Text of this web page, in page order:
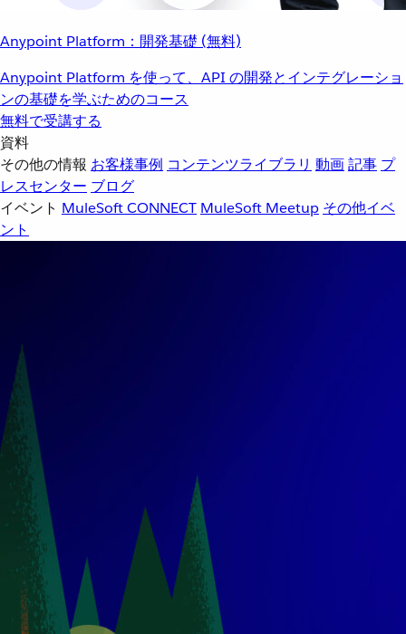
Anypoint Platform：開発基礎 (無料)
Anypoint Platform を使って、API の開発とインテグレーショ
ンの基礎を学ぶためのコース
無料で受講する
資料
その他の情報 お客様事例 コンテンツライブラリ 動画記事 プ
レスセンター ブログ
イベント MuleSoft CONNECT MuleSoft Meetup その他イベ
ント